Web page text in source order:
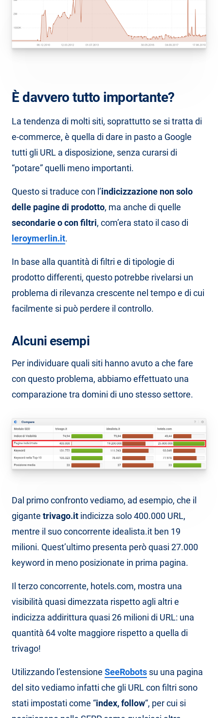
È davvero tutto importante?
La tendenza di molti siti, soprattutto se si tratta di
e-commerce, è quella di dare in pasto a Google
tutti gli URL a disposizione, senza curarsi di
“potare” quelli meno importanti.
Questo si traduce con l’indicizzazione non solo
delle pagine di prodotto, ma anche di quelle
secondarie o con filtri, com’era stato il caso di
leroymerlin.it.
In base alla quantità di filtri e di tipologie di
prodotto differenti, questo potrebbe rivelarsi un
problema di rilevanza crescente nel tempo e di cui
facilmente si può perdere il controllo.
Alcuni esempi
Per individuare quali siti hanno avuto a che fare
con questo problema, abbiamo effettuato una
comparazione tra domini di uno stesso settore.
Dal primo confronto vediamo, ad esempio, che il
gigante trivago.it indicizza solo 400.000 URL,
mentre il suo concorrente idealista.it ben 19
milioni. Quest’ultimo presenta però quasi 27.000
keyword in meno posizionate in prima pagina.
Il terzo concorrente, hotels.com, mostra una
visibilità quasi dimezzata rispetto agli altri e
indicizza addirittura quasi 26 milioni di URL: una
quantità 64 volte maggiore rispetto a quella di
trivago!
Utilizzando l’estensione SeeRobots su una pagina
del sito vediamo infatti che gli URL con filtri sono
stati impostati come “index, follow“, per cui si